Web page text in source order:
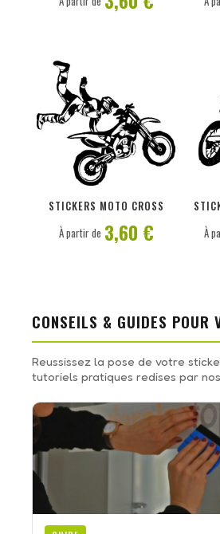
STICKERS MOTO CROSS
PERSONNALISER
À partir de 3,60 € À
CONSEILS & GUIDES POUR
Reussissez la pose de votre
tutoriels pratiques redises par